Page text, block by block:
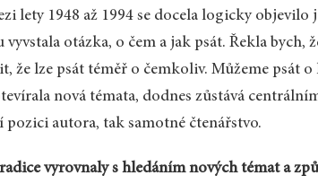
lety 1948 až 1994 se docela logicky objevilo
otázka, o čem a jak psát. Řekla bych,
že lze psát téměř o čemkoliv. Můžeme psát o
nová témata, dodnes zůstává
autora, tak samotné čtenářstvo.
vyrovnaly s hledáním nových témat a